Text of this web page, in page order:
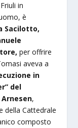
in
è
Sacilotto,
per offrire
aveva a
in
del
,
della Cattedrale
composto